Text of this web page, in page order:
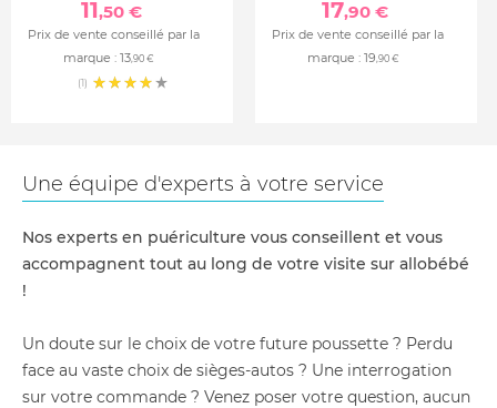
11,50 €
Prix de vente conseillé par la
marque : 13,90 €
(1)
17,90 €
Prix de vente conseillé par la
marque : 19,90 €
Une équipe d'experts à votre service
Nos experts en puériculture vous conseillent et vous
accompagnent tout au long de votre visite sur allobébé
!
Un doute sur le choix de votre future poussette ? Perdu
face au vaste choix de sièges-autos ? Une interrogation
sur votre commande ? Venez poser votre question, aucun